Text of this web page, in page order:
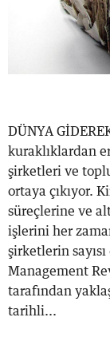
DÜNYA
kuraklıklardan
şirketleri ve
ortaya çıkıyor.
süreçlerine ve
işlerini her
şirketlerin
Management
tarafından
tarihli...